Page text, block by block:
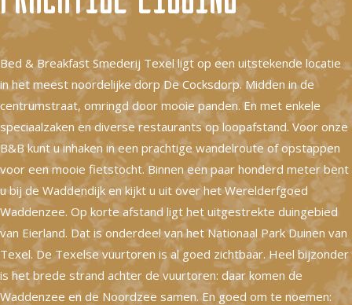
Bed & Breakfast Smederij Texel ligt op een uitstekende locatie
in het meest noordelijke dorp De Cocksdorp. Midden in de
centrumstraat, omringd door mooie panden. En met enkele
speciaalzaken en diverse restaurants op loopafstand. Voor onze
B&B kunt u inhaken in een prachtige wandelroute of opstappen
voor een mooie fietstocht. Binnen een paar honderd meter bent
u bij de Waddendijk en kijkt u uit over het Werelderfgoed
Waddenzee. Op korte afstand ligt het uitgestrekte duingebied
van Eierland. Dat is onderdeel van het Nationaal Park Duinen van
Texel. De Texelse vuurtoren is al goed zichtbaar. Heel bijzonder
is het brede strand achter de vuurtoren: daar komen de
Waddenzee en de Noordzee samen. En goed om te noemen: